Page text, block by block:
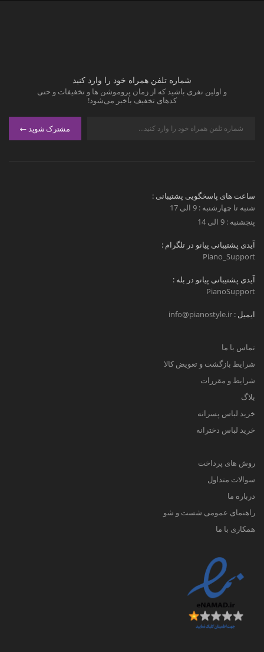
شماره تلفن همراه خود را وارد کنید
و اولین نفری باشید که از زمان پروموشن ها و تخفیفات و حتی
کدهای تخفیف باخبر می‌شود!
مشترک شوید
ساعت های پاسخگویی پشتیبانی :
شنبه تا چهارشنبه : 9 الی 17
پنجشنبه : 9 الی 14
آیدی پشتیبانی پیانو در تلگرام :
Piano_Support
آیدی پشتیبانی پیانو در بله :
PianoSupport
ایمیل : info@pianostyle.ir
تماس با ما
شرایط بازگشت و تعویض کالا
شرایط و مقررات
بلاگ
خرید لباس پسرانه
خرید لباس دخترانه
روش های پرداخت
سوالات متداول
درباره ما
راهنمای عمومی شست و شو
همکاری با ما